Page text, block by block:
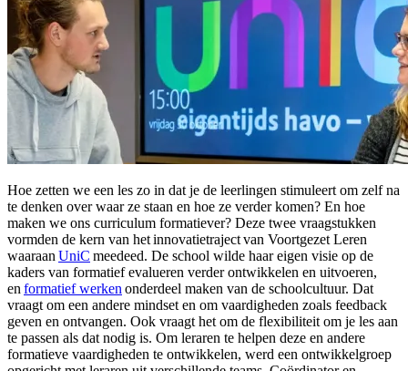
Hoe zetten we een les zo in dat je de leerlingen stimuleert om zelf na
te denken over waar ze staan en hoe ze verder komen? En hoe
maken we ons curriculum formatiever? Deze twee vraagstukken
vormden de kern van het innovatietraject van Voortgezet Leren
waaraan UniC meedeed. De school wilde haar eigen visie op de
kaders van formatief evalueren verder ontwikkelen en uitvoeren,
en formatief werken onderdeel maken van de schoolcultuur. Dat
vraagt om een andere mindset en om vaardigheden zoals feedback
geven en ontvangen. Ook vraagt het om de flexibiliteit om je les aan
te passen als dat nodig is. Om leraren te helpen deze en andere
formatieve vaardigheden te ontwikkelen, werd een ontwikkelgroep